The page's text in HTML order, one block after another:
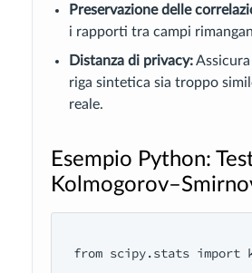
Preservazione delle
i rapporti tra campi
Distanza di privacy:
riga sintetica sia troppo
reale.
Esempio Python:
from scipy.stats import